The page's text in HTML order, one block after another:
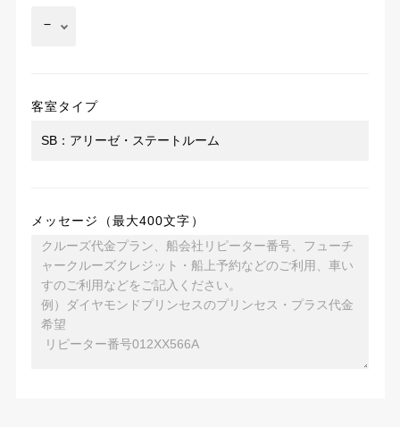
客室タイプ
メッセージ（最大400文字）